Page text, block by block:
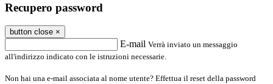
Recupero password
button close ×
E-mail Verrà inviato un messaggio
all'indirizzo indicato con le istruzioni necessarie.
Non hai una e-mail associata al nome utente? Effettua il reset della password